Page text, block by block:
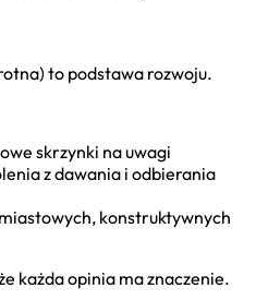
to podstawa rozwoju.
skrzynki na uwagi
z dawania i odbierania
konstruktywnych
każda opinia ma znaczenie.